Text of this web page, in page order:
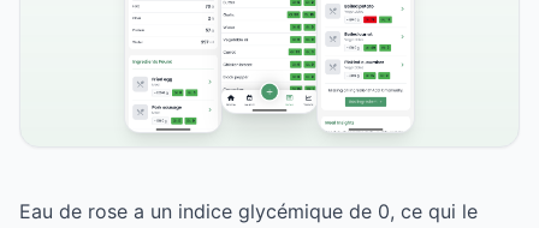
Eau de rose a un indice glycémique de 0, ce qui le